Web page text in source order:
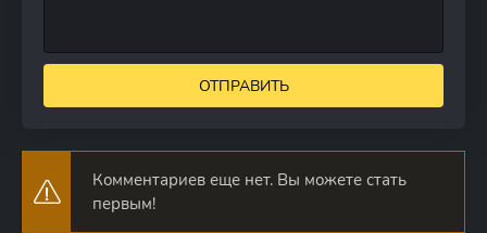
ОТПРАВИТЬ
Комментариев еще нет. Вы можете стать
первым!